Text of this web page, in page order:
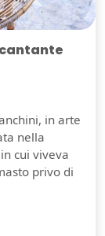
in arte
nella
cui viveva
privo di